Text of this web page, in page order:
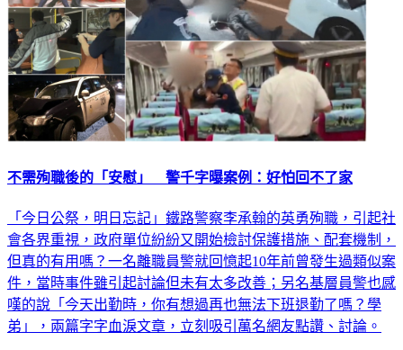
不需殉職後的「安慰」 警千字曝案例：好怕回不了家
「今日公祭，明日忘記」鐵路警察李承翰的英勇殉職，引起社
會各界重視，政府單位紛紛又開始檢討保護措施、配套機制，
但真的有用嗎？一名離職員警就回憶起10年前曾發生過類似案
件，當時事件雖引起討論但未有太多改善；另名基層員警也感
嘆的說「今天出勤時，你有想過再也無法下班退勤了嗎？學
弟」，兩篇字字血淚文章，立刻吸引萬名網友點讚、討論。